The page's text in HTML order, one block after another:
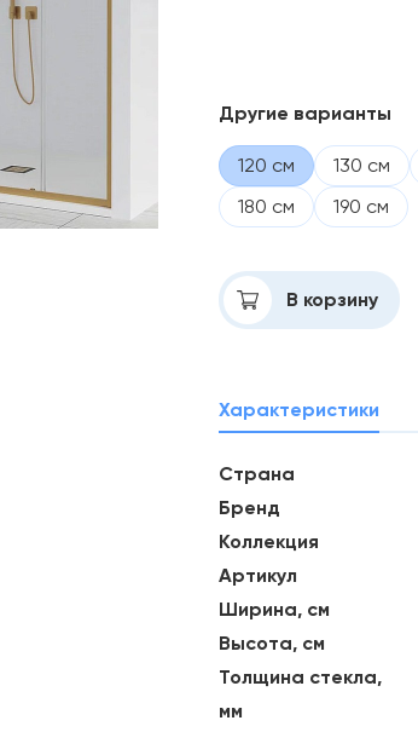
Другие варианты
120 см 130 см
180 см
190 см
В корзину
Характеристики
Страна
Бренд
Коллекция
Артикул
Ширина, см
Высота, см
Толщина стекла,
мм